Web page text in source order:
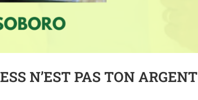
N’EST PAS TON ARGENT